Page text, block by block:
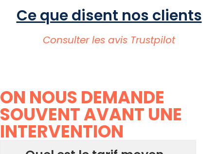
Ce que disent nos clients
Consulter les avis Trustpilot
ON NOUS DEMANDE
SOUVENT AVANT UNE
INTERVENTION